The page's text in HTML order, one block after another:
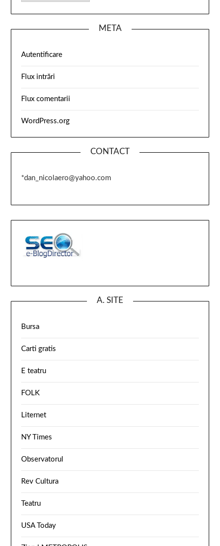
META
Autentificare
Flux intrări
Flux comentarii
WordPress.org
CONTACT
*dan_nicolaero@yahoo.com
A. SITE
Bursa
Carti gratis
E teatru
FOLK
Liternet
NY Times
Observatorul
Rev Cultura
Teatru
USA Today